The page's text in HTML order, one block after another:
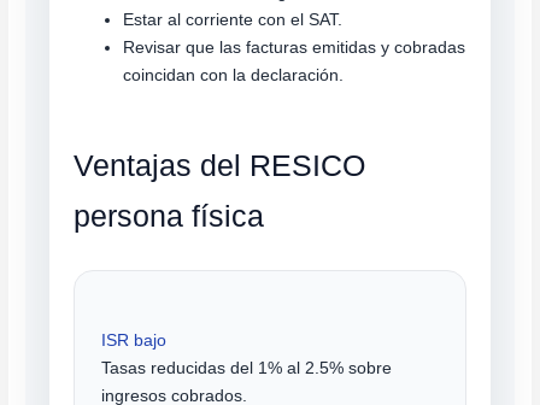
Estar al corriente con el SAT.
Revisar que las facturas emitidas y cobradas
coincidan con la declaración.
Ventajas del RESICO
persona física
ISR bajo
Tasas reducidas del 1% al 2.5% sobre
ingresos cobrados.